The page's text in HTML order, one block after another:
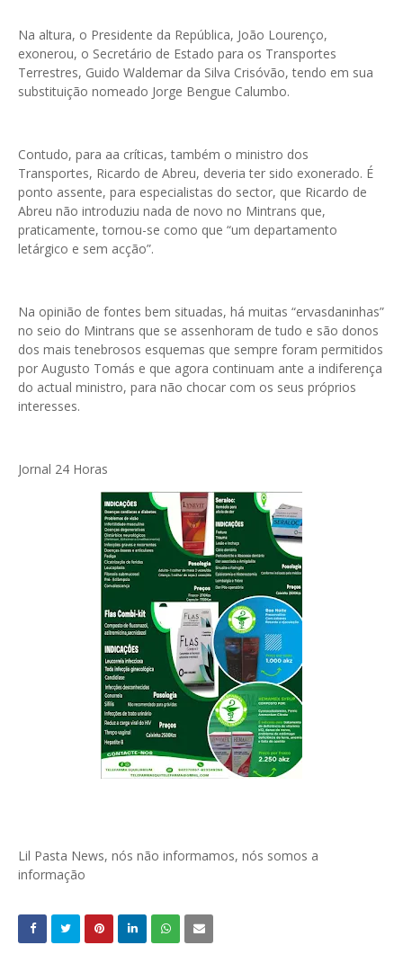
Na altura, o Presidente da República, João Lourenço,
exonerou, o Secretário de Estado para os Transportes
Terrestres, Guido Waldemar da Silva Crisóvão, tendo em sua
substituição nomeado Jorge Bengue Calumbo.
Contudo, para aa críticas, também o ministro dos
Transportes, Ricardo de Abreu, deveria ter sido exonerado. É
ponto assente, para especialistas do sector, que Ricardo de
Abreu não introduziu nada de novo no Mintrans que,
praticamente, tornou-se como que “um departamento
letárgico e sem acção”.
Na opinião de fontes bem situadas, há muitas “ervasdaninhas”
no seio do Mintrans que se assenhoram de tudo e são donos
dos mais tenebrosos esquemas que sempre foram permitidos
por Augusto Tomás e que agora continuam ante a indiferença
do actual ministro, para não chocar com os seus próprios
interesses.
Jornal 24 Horas
Lil Pasta News, nós não informamos, nós somos a
informação